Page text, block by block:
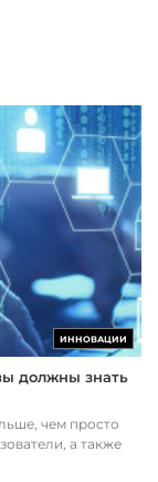
ИННОВАЦИИ
должны знать
чем просто
а также